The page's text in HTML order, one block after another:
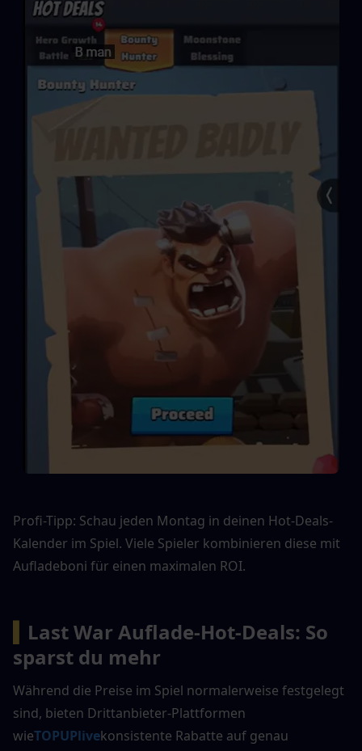
Profi-Tipp: Schau jeden Montag in deinen Hot-Deals-
Kalender im Spiel. Viele Spieler kombinieren diese mit
Aufladeboni für einen maximalen ROI.
Last War Auflade-Hot-Deals: So
sparst du mehr
Während die Preise im Spiel normalerweise festgelegt
sind, bieten Drittanbieter-Plattformen
wieTOPUPlivekonsistente Rabatte auf genau